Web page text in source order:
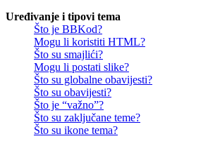
Uređivanje i tipovi tema
Što je BBKod?
Mogu li koristiti HTML?
Što su smajlići?
Mogu li postati slike?
Što su globalne obavijesti?
Što su obavijesti?
Što je “važno”?
Što su zaključane teme?
Što su ikone tema?